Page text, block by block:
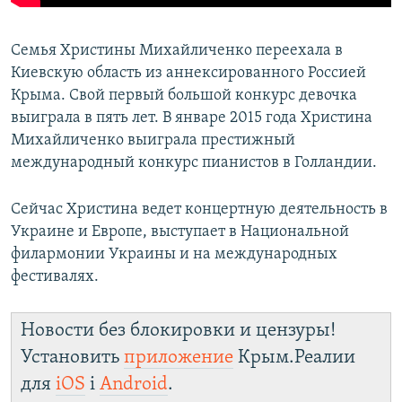
Семья Христины Михайличенко переехала в
Киевскую область из аннексированного Россией
Крыма. Свой первый большой конкурс девочка
выиграла в пять лет. В январе 2015 года Христина
Михайличенко выиграла престижный
международный конкурс пианистов в Голландии.
Сейчас Христина ведет концертную деятельность в
Украине и Европе, выступает в Национальной
филармонии Украины и на международных
фестивалях.
Новости без блокировки и цензуры!
Установить приложение Крым.Реалии
для iOS і Android.